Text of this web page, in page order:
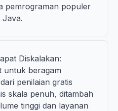
pemrograman populer
Diskalakan:
untuk beragam
penilaian gratis
skala penuh, ditambah
tinggi dan layanan